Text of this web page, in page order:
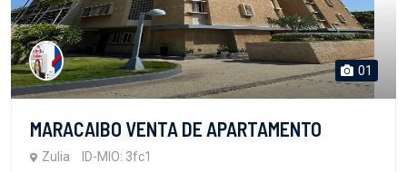
01
MARACAIBO VENTA DE APARTAMENTO
Zulia ID-MIO: 3fc1